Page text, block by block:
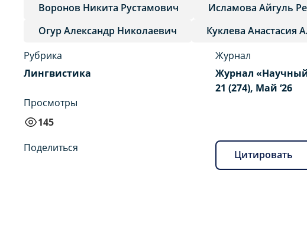
Воронов Никита Рустамович
Исламова Айгуль
Огур Александр Николаевич
Куклева Анастасия
Рубрика
Лингвистика
Просмотры
145
Журнал
Журнал
21 (274), Май ‘26
Поделиться
Цитировать